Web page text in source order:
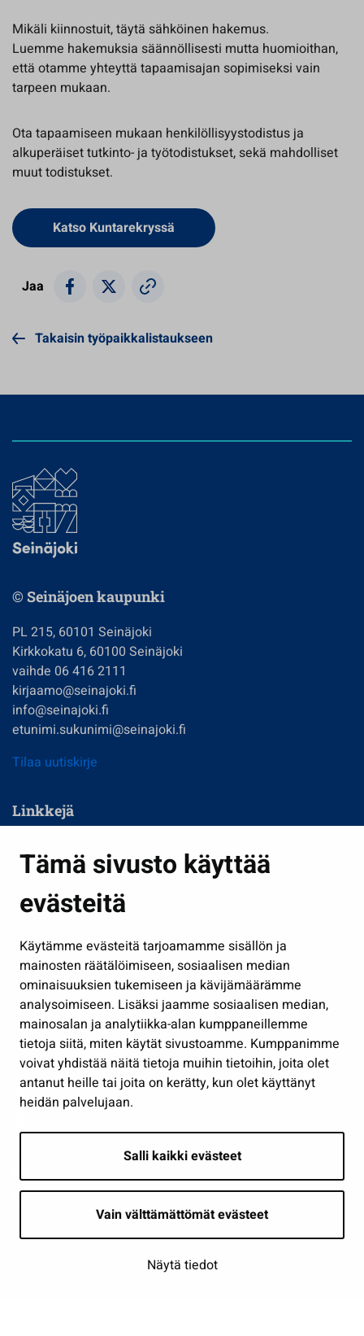
Tämä sivusto käyttää
evästeitä
Käytämme evästeitä tarjoamamme sisällön ja
mainosten räätälöimiseen, sosiaalisen median
ominaisuuksien tukemiseen ja kävijämäärämme
analysoimiseen. Lisäksi jaamme sosiaalisen median,
mainosalan ja analytiikka-alan kumppaneillemme
tietoja siitä, miten käytät sivustoamme. Kumppanimme
voivat yhdistää näitä tietoja muihin tietoihin, joita olet
antanut heille tai joita on kerätty, kun olet käyttänyt
heidän palvelujaan.
Salli kaikki evästeet
Vain välttämättömät evästeet
Näytä tiedot
Mikäli kiinnostuit, täytä sähköinen hakemus.
Luemme hakemuksia säännöllisesti mutta huomioithan,
että otamme yhteyttä tapaamisajan sopimiseksi vain
tarpeen mukaan.
Ota tapaamiseen mukaan henkilöllisyystodistus ja
alkuperäiset tutkinto- ja työtodistukset, sekä mahdolliset
muut todistukset.
Katso Kuntarekryssä Avautuu uuteen välilehteen
Jaa
Takaisin työpaikkalistaukseen
© Seinäjoen kaupunki
PL 215, 60101 Seinäjoki
Kirkkokatu 6, 60100 Seinäjoki
vaihde 06 416 2111
kirjaamo@seinajoki.fi
info@seinajoki.fi
etunimi.sukunimi@seinajoki.fi
Tilaa uutiskirje
Linkkejä
Kasvatus ja opetus
Kulttuuri ja liikunta
Työ ja yrittäminen
Osallistu ja asioi
Näytä omat evästeasetukseni
Seuraa meitä
Saavutettavuusseloste | © Seinäjoki 2026